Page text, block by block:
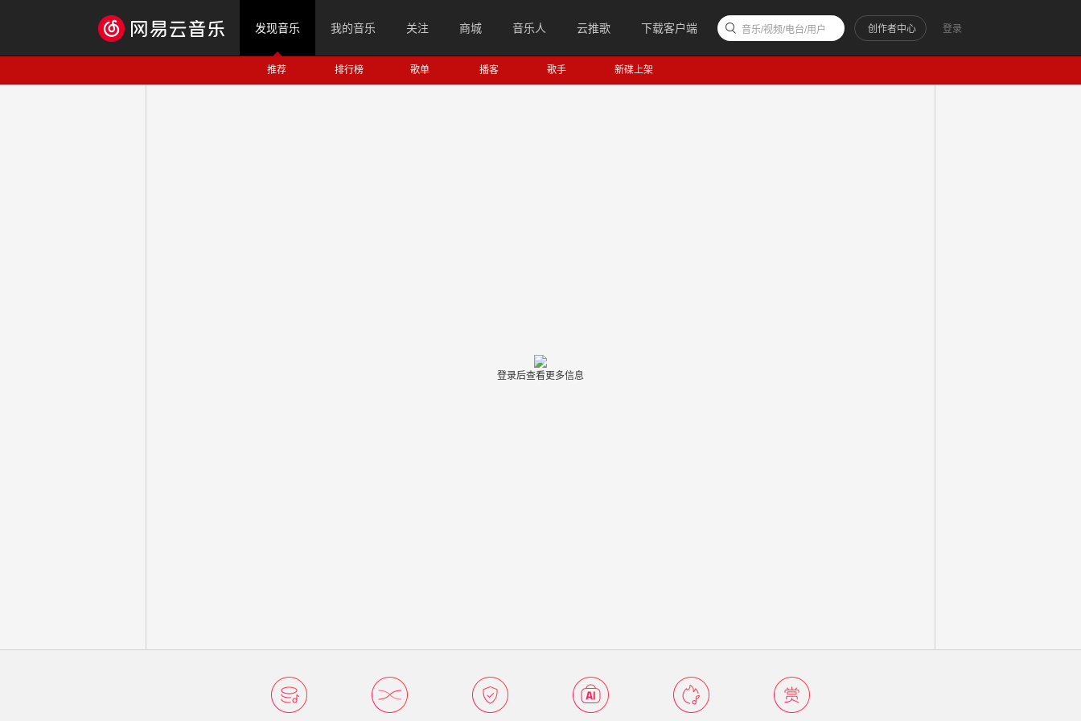
发现音乐 我的音乐 关注 商城 音乐人 云推歌 下载客户端 登录
创作者中心
音乐/视频/电台/用户
推荐 排行榜 歌单 播客 歌手 新碟上架